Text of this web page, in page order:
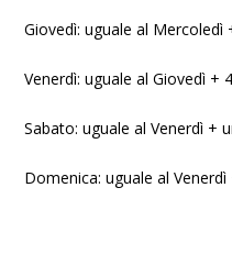
Giovedì: uguale al
Venerdì: uguale al Giovedì +
Sabato: uguale al Venerdì +
Domenica: uguale al